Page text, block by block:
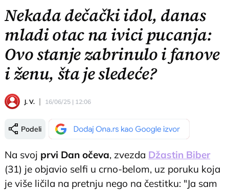
Nekada dečački idol, danas
mladi otac na ivici pucanja:
Ovo stanje zabrinulo i fanove
i ženu, šta je sledeće?
J. V. 16/06/25 | 12:06
Podeli
Na svoj prvi Dan očeva, zvezda Džastin Biber
(31) je objavio selfi u crno-belom, uz poruku koja
je više ličila na pretnju nego na čestitku: "Ja sam